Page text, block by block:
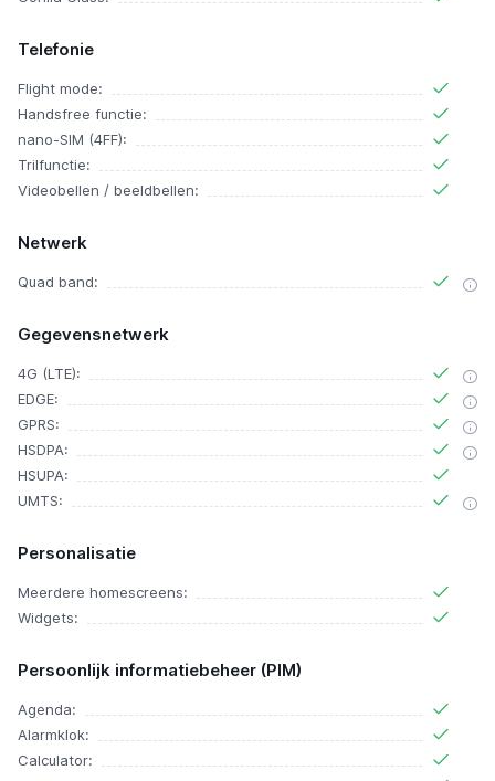
Telefonie
Flight mode:
Handsfree functie:
nano-SIM (4FF):
Trilfunctie:
Videobellen / beeldbellen:
Netwerk
Quad band:
Gegevensnetwerk
4G (LTE):
EDGE:
GPRS:
HSDPA:
HSUPA:
UMTS:
Personalisatie
Meerdere homescreens:
Widgets:
Persoonlijk informatiebeheer (PIM)
Agenda:
Alarmklok:
Calculator: